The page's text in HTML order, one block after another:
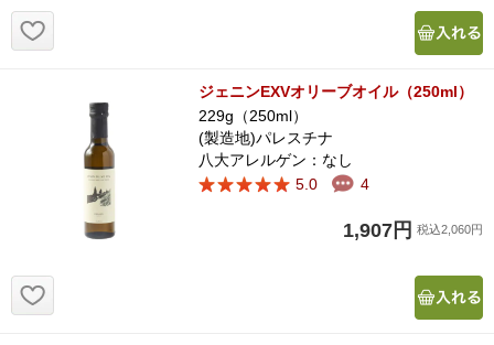
ジェニンEXVオリーブオイル（250ml）
229g（250ml）
(製造地)パレスチナ
八大アレルゲン：なし
5.0
4
1,907円 税込2,060円